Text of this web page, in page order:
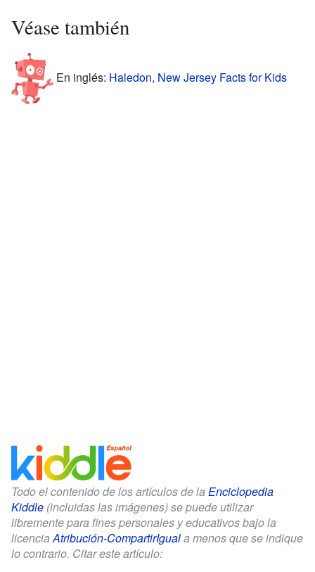
Véase también
En inglés: Haledon, New Jersey Facts for Kids
Todo el contenido de los artículos de la Enciclopedia
Kiddle (incluidas las imágenes) se puede utilizar
libremente para fines personales y educativos bajo la
licenciaAtribución-CompartirIguala menos que se indique
lo contrario. Citar este artículo: